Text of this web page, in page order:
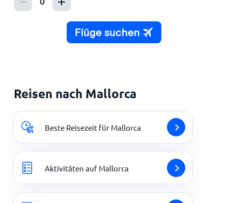
Reisen nach Mallorca
Beste Reisezeit für Mallorca
Aktivitäten auf Mallorca